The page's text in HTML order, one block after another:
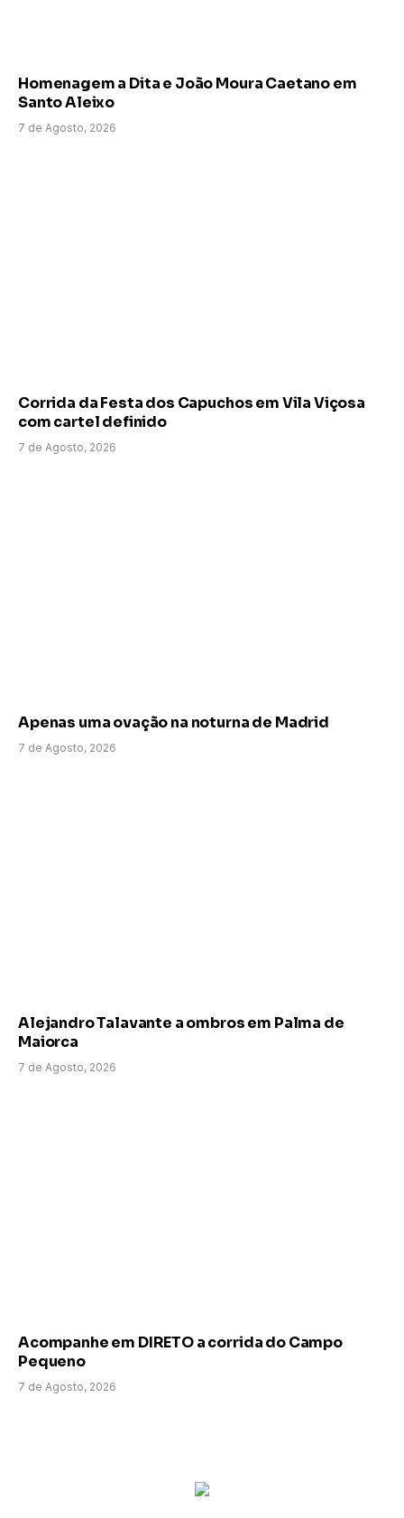
Homenagem a Dita e João Moura Caetano em
Santo Aleixo
7 de Agosto, 2026
Corrida da Festa dos Capuchos em Vila Viçosa
com cartel definido
7 de Agosto, 2026
Apenas uma ovação na noturna de Madrid
7 de Agosto, 2026
Alejandro Talavante a ombros em Palma de
Maiorca
7 de Agosto, 2026
Acompanhe em DIRETO a corrida do Campo
Pequeno
7 de Agosto, 2026